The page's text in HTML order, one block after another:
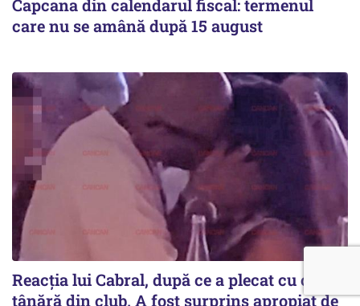
Capcana din calendarul fiscal: termenul
care nu se amână după 15 august
Reacția lui Cabral, după ce a plecat cu o
tânără din club. A fost surprins apropiat de